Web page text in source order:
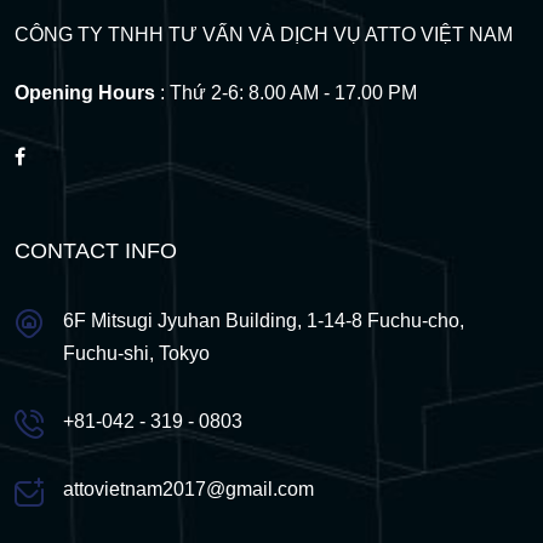
CÔNG TY TNHH TƯ VẤN VÀ DỊCH VỤ ATTO VIỆT NAM
Opening Hours : Thứ 2-6: 8.00 AM - 17.00 PM
CONTACT INFO
6F Mitsugi Jyuhan Building, 1-14-8 Fuchu-cho,
Fuchu-shi, Tokyo
+81-042 - 319 - 0803
attovietnam2017@gmail.com